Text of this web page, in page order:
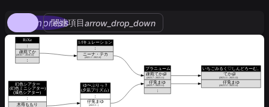
compress
関連項目arrow_drop_down